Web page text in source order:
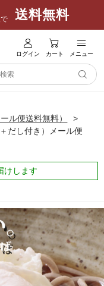
送料無料
ログイン カート メニュー
ル便送料無料）
だし付き）メール便
けします